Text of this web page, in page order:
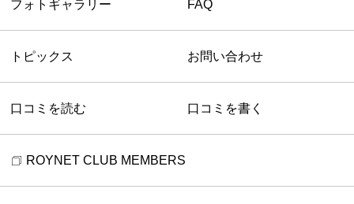
フォトギャラリー FAQ
トピックス お問い合わせ
口コミを読む 口コミを書く
ROYNET CLUB MEMBERS